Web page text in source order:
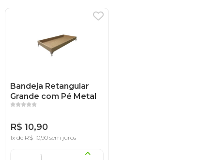
Bandeja Retangular
Grande com Pé Metal
R$ 10,90
1x de R$ 10,90 sem juros